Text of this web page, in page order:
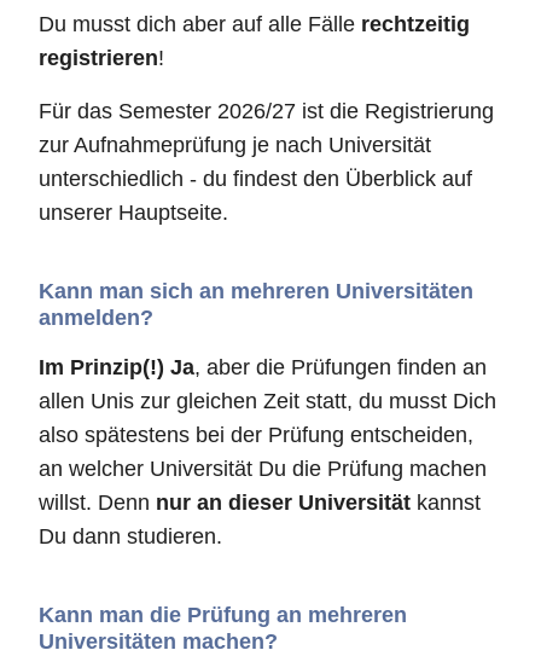
Du musst dich aber auf alle Fälle rechtzeitig
registrieren!
Für das Semester 2026/27 ist die Registrierung
zur Aufnahmeprüfung je nach Universität
unterschiedlich - du findest den Überblick auf
unserer Hauptseite.
Kann man sich an mehreren Universitäten
anmelden?
Im Prinzip(!) Ja, aber die Prüfungen finden an
allen Unis zur gleichen Zeit statt, du musst Dich
also spätestens bei der Prüfung entscheiden,
an welcher Universität Du die Prüfung machen
willst. Denn nur an dieser Universität kannst
Du dann studieren.
Kann man die Prüfung an mehreren
Universitäten machen?